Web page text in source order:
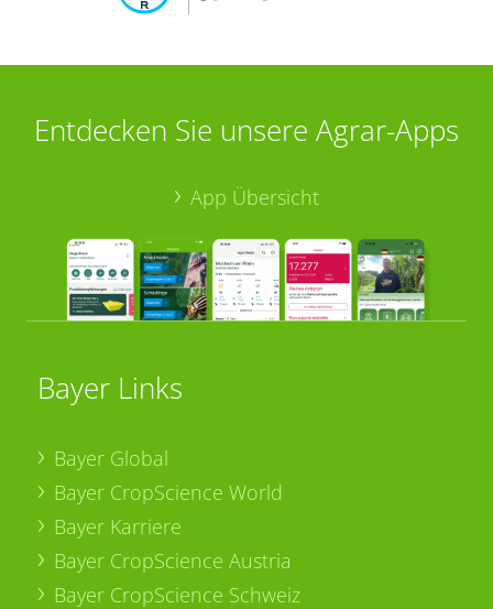
Entdecken Sie unsere Agrar-Apps
App Übersicht
Bayer Links
Bayer Global
Bayer CropScience World
Bayer Karriere
Bayer CropScience Austria
Bayer CropScience Schweiz